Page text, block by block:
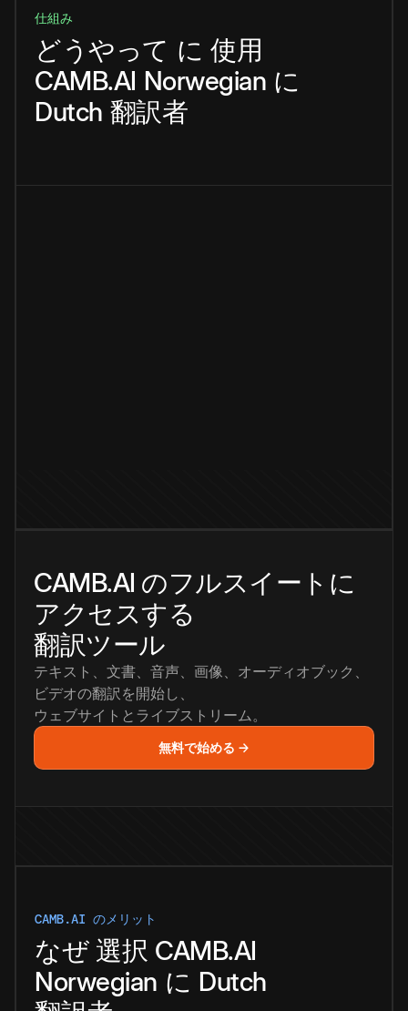
仕組み
どうやって に 使用
CAMB.AI Norwegian に
Dutch 翻訳者
CAMB.AI のフルスイートに
アクセスする
翻訳ツール
テキスト、文書、音声、画像、オーディオブック、
ビデオの翻訳を開始し、
ウェブサイトとライブストリーム。
無料で始める →
CAMB.AI のメリット
なぜ 選択 CAMB.AI
Norwegian に Dutch